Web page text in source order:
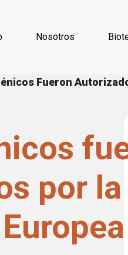
Nosotros
Fueron
por la